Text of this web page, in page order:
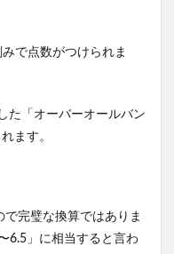
で点数がつけられま
た「オーバーオールバン
ます。
で完璧な換算ではありま
6.5」に相当すると言わ